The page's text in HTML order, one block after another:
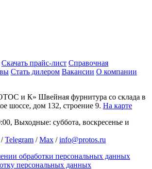
Скачать прайс-лист Справочная
Стать дилером Вакансии О компании
и К» Швейная фурнитура со склада в
шоссе, дом 132, строение 9. На карте
Выходные: суббота, воскресенье и
/Telegram /Max /info@protos.ru
обработки персональных данных
персональных данных